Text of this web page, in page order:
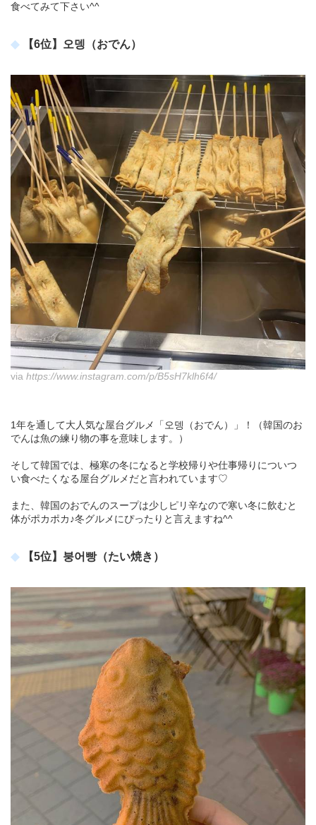
食べてみて下さい^^
【6位】오뎅（おでん）
via https://www.instagram.com/p/B5sH7klh6f4/
1年を通して大人気な屋台グルメ「오뎅（おでん）」！（韓国のお
でんは魚の練り物の事を意味します。）
そして韓国では、極寒の冬になると学校帰りや仕事帰りについつ
い食べたくなる屋台グルメだと言われています♡
また、韓国のおでんのスープは少しピリ辛なので寒い冬に飲むと
体がポカポカ♪冬グルメにぴったりと言えますね^^
【5位】붕어빵（たい焼き）